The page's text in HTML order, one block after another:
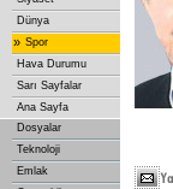
Dünya
» Spor
Hava Durumu
Sarı Sayfalar
Ana Sayfa
Dosyalar
Teknoloji
Emlak